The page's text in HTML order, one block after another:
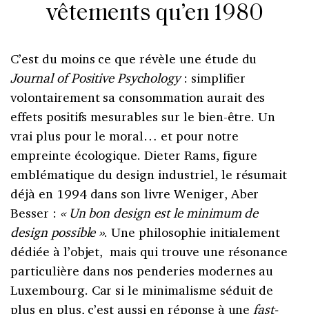
vêtements qu’en 1980
C’est du moins ce que révèle une étude du
Journal of Positive Psychology: simplifier
volontairement sa consommation aurait des
effets positifs mesurables sur le bien-être. Un
vrai plus pour le moral… et pour notre
empreinte écologique. Dieter Rams, figure
emblématique du design industriel, le résumait
déjà en 1994 dans son livre Weniger, Aber
Besser : « Un bon design est le minimum de
design possible ». Une philosophie initialement
dédiée à l’objet, mais qui trouve une résonance
particulière dans nos penderies modernes au
Luxembourg. Car si le minimalisme séduit de
plus en plus, c’est aussi en réponse à unefast-